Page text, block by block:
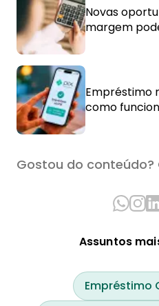
Novas
margem
Empréstimo
como
Gostou do conteúdo?
Assuntos
Empréstimo